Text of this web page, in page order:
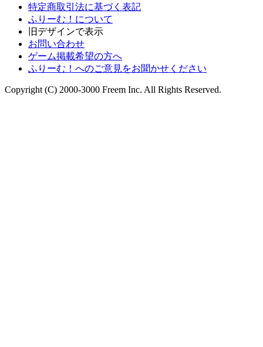
特定商取引法に基づく表記
ふりーむ！について
旧デザインで表示
お問い合わせ
ゲーム掲載希望の方へ
ふりーむ！へのご意見をお聞かせください
Copyright (C) 2000-3000 Freem Inc. All Rights Reserved.